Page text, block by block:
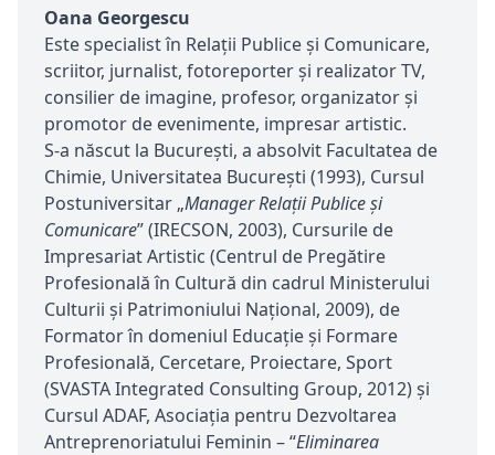
Oana Georgescu
Este specialist în Relaţii Publice şi Comunicare,
scriitor, jurnalist, fotoreporter și realizator TV,
consilier de imagine, profesor, organizator şi
promotor de evenimente, impresar artistic.
S-a născut la București, a absolvit Facultatea de
Chimie, Universitatea Bucureşti (1993), Cursul
Postuniversitar „Manager Relaţii Publice şi
Comunicare” (IRECSON, 2003), Cursurile de
Impresariat Artistic (Centrul de Pregătire
Profesională în Cultură din cadrul Ministerului
Culturii şi Patrimoniului Naţional, 2009), de
Formator în domeniul Educaţie şi Formare
Profesională, Cercetare, Proiectare, Sport
(SVASTA Integrated Consulting Group, 2012) şi
Cursul ADAF, Asociaţia pentru Dezvoltarea
Antreprenoriatului Feminin – “Eliminarea